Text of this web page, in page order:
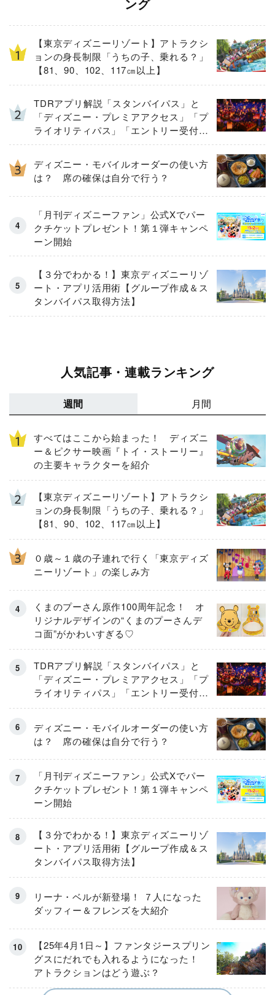
ング
【東京ディズニーリゾート】アトラクシ
ョンの身長制限「うちの子、乗れる？」
【81、90、102、117㎝以上】
TDRアプリ解説「スタンバイパス」と
「ディズニー・プレミアアクセス」「プ
ライオリティパス」「エントリー受付」
とは
ディズニー・モバイルオーダーの使い方
は？ 席の確保は自分で行う？
「月刊ディズニーファン」公式Xでパー
クチケットプレゼント！第１弾キャンペ
ーン開始
【３分でわかる！】東京ディズニーリゾ
ート・アプリ活用術【グループ作成＆ス
タンバイパス取得方法】
人気記事・連載ランキング
週間 月間
すべてはここから始まった！ ディズニ
ー＆ピクサー映画『トイ・ストーリー』
の主要キャラクターを紹介
【東京ディズニーリゾート】アトラクシ
ョンの身長制限「うちの子、乗れる？」
【81、90、102、117㎝以上】
０歳～１歳の子連れで行く「東京ディズ
ニーリゾート」の楽しみ方
くまのプーさん原作100周年記念！ オ
リジナルデザインの“くまのプーさんデ
コ面”がかわいすぎる♡
TDRアプリ解説「スタンバイパス」と
「ディズニー・プレミアアクセス」「プ
ライオリティパス」「エントリー受付」
とは
ディズニー・モバイルオーダーの使い方
は？ 席の確保は自分で行う？
「月刊ディズニーファン」公式Xでパー
クチケットプレゼント！第１弾キャンペ
ーン開始
【３分でわかる！】東京ディズニーリゾ
ート・アプリ活用術【グループ作成＆ス
タンバイパス取得方法】
リーナ・ベルが新登場！ ７人になった
ダッフィー＆フレンズを大紹介
【25年4月1日～】ファンタジースプリン
グスにだれでも入れるようになった！
アトラクションはどう遊ぶ？